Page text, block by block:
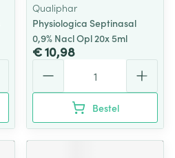
Qualiphar
Physiologica Septinasal
0,9% Nacl Opl 20x 5ml
€ 10,98
Bestel